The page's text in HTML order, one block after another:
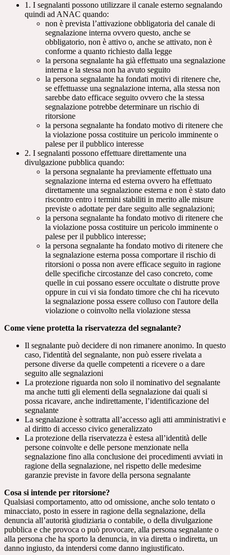
1. I segnalanti possono utilizzare il canale esterno segnalando
quindi ad ANAC quando:
non è prevista l’attivazione obbligatoria del canale di
segnalazione interna ovvero questo, anche se
obbligatorio, non è attivo o, anche se attivato, non è
conforme a quanto richiesto dalla legge
la persona segnalante ha già effettuato una segnalazione
interna e la stessa non ha avuto seguito
la persona segnalante ha fondati motivi di ritenere che,
se effettuasse una segnalazione interna, alla stessa non
sarebbe dato efficace seguito ovvero che la stessa
segnalazione potrebbe determinare un rischio di
ritorsione
la persona segnalante ha fondato motivo di ritenere che
la violazione possa costituire un pericolo imminente o
palese per il pubblico interesse
2. I segnalanti possono effettuare direttamente una
divulgazione pubblica quando:
la persona segnalante ha previamente effettuato una
segnalazione interna ed esterna ovvero ha effettuato
direttamente una segnalazione esterna e non è stato dato
riscontro entro i termini stabiliti in merito alle misure
previste o adottate per dare seguito alle segnalazioni;
la persona segnalante ha fondato motivo di ritenere che
la violazione possa costituire un pericolo imminente o
palese per il pubblico interesse;
la persona segnalante ha fondato motivo di ritenere che
la segnalazione esterna possa comportare il rischio di
ritorsioni o possa non avere efficace seguito in ragione
delle specifiche circostanze del caso concreto, come
quelle in cui possano essere occultate o distrutte prove
oppure in cui vi sia fondato timore che chi ha ricevuto
la segnalazione possa essere colluso con l'autore della
violazione o coinvolto nella violazione stessa
Come viene protetta la riservatezza del segnalante?
Il segnalante può decidere di non rimanere anonimo. In questo
caso, l'identità del segnalante, non può essere rivelata a
persone diverse da quelle competenti a ricevere o a dare
seguito alle segnalazioni
La protezione riguarda non solo il nominativo del segnalante
ma anche tutti gli elementi della segnalazione dai quali si
possa ricavare, anche indirettamente, l’identificazione del
segnalante
La segnalazione è sottratta all’accesso agli atti amministrativi e
al diritto di accesso civico generalizzato
La protezione della riservatezza è estesa all’identità delle
persone coinvolte e delle persone menzionate nella
segnalazione fino alla conclusione dei procedimenti avviati in
ragione della segnalazione, nel rispetto delle medesime
garanzie previste in favore della persona segnalante
Cosa si intende per ritorsione?
Qualsiasi comportamento, atto od omissione, anche solo tentato o
minacciato, posto in essere in ragione della segnalazione, della
denuncia all’autorità giudiziaria o contabile, o della divulgazione
pubblica e che provoca o può provocare, alla persona segnalante o
alla persona che ha sporto la denuncia, in via diretta o indiretta, un
danno ingiusto, da intendersi come danno ingiustificato.